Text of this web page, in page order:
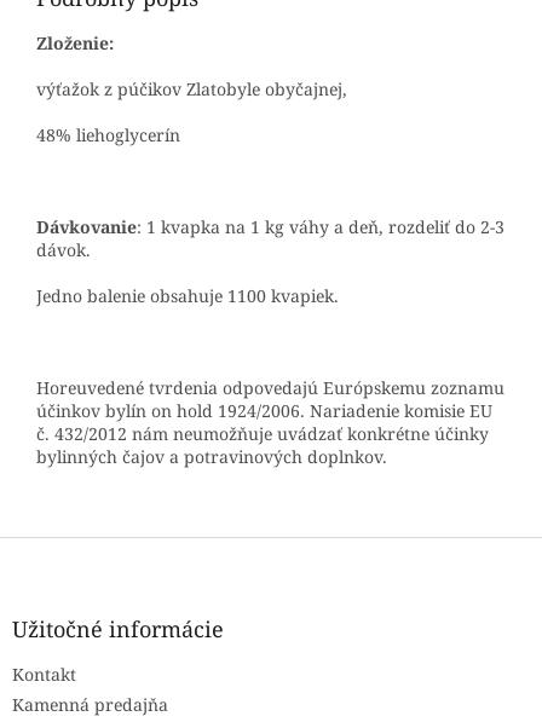
Zloženie:
výťažok z púčikov Zlatobyle obyčajnej,
48% liehoglycerín
Dávkovanie: 1 kvapka na 1 kg váhy a deň, rozdeliť do 2-3
dávok.
Jedno balenie obsahuje 1100 kvapiek.
Horeuvedené tvrdenia odpovedajú Európskemu zoznamu
účinkov bylín on hold 1924/2006. Nariadenie komisie EU
č. 432/2012 nám neumožňuje uvádzať konkrétne účinky
bylinných čajov a potravinových doplnkov.
Z
Užitočné informácie
Kontakt
Kamenná predajňa